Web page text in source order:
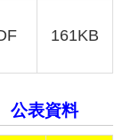
161KB
公表資料